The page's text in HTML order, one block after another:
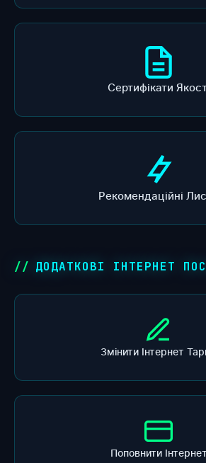
Сертифікати
Рекомендаційні
ДОДАТКОВІ ІНТЕРНЕТ
Змінити Інтернет
Поповнити Інтернет